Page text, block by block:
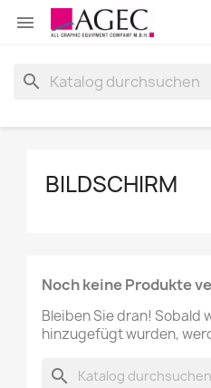

search
BILDSCHIRM
Noch keine Produkte
Bleiben Sie dran! Sobald
hinzugefügt wurden,
search